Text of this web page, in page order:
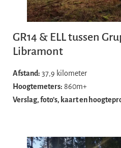
GR14 & ELL tussen
Libramont
Afstand: 37,9 kilometer
Hoogtemeters: 860m+
Verslag, foto’s, kaart en